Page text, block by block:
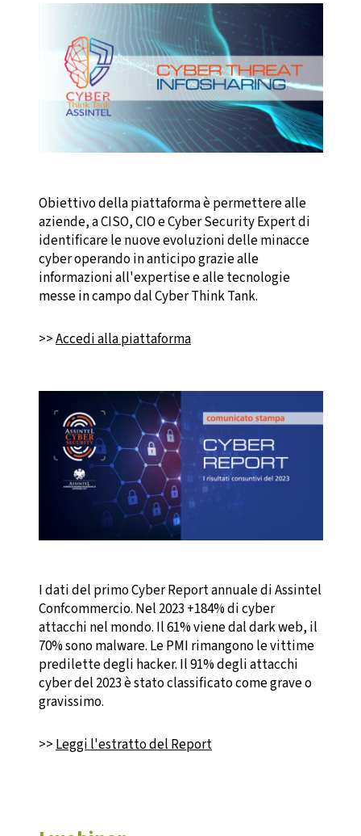
Obiettivo della piattaforma è permettere alle
aziende, a CISO, CIO e Cyber Security Expert di
identificare le nuove evoluzioni delle minacce
cyber operando in anticipo grazie alle
informazioni all'expertise e alle tecnologie
messe in campo dal Cyber Think Tank.
>>Accedi alla piattaforma
I dati del primo Cyber Report annuale di Assintel
Confcommercio. Nel 2023 +184% di cyber
attacchi nel mondo. Il 61% viene dal dark web, il
70% sono malware. Le PMI rimangono le vittime
predilette degli hacker. Il 91% degli attacchi
cyber del 2023 è stato classificato come grave o
gravissimo.
>>Leggi l'estratto del Report